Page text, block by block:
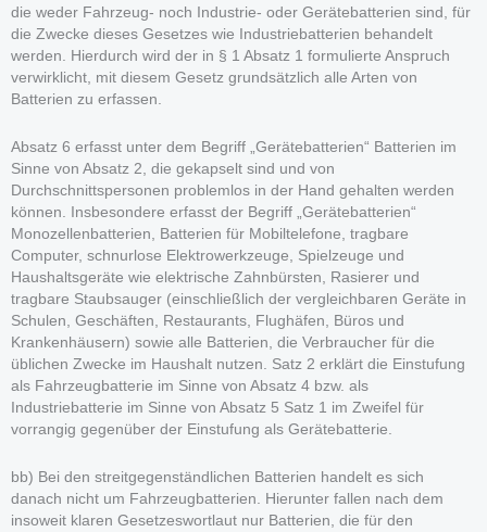
die weder Fahrzeug- noch Industrie- oder Gerätebatterien sind, für
die Zwecke dieses Gesetzes wie Industriebatterien behandelt
werden. Hierdurch wird der in § 1 Absatz 1 formulierte Anspruch
verwirklicht, mit diesem Gesetz grundsätzlich alle Arten von
Batterien zu erfassen.
Absatz 6 erfasst unter dem Begriff „Gerätebatterien“ Batterien im
Sinne von Absatz 2, die gekapselt sind und von
Durchschnittspersonen problemlos in der Hand gehalten werden
können. Insbesondere erfasst der Begriff „Gerätebatterien“
Monozellenbatterien, Batterien für Mobiltelefone, tragbare
Computer, schnurlose Elektrowerkzeuge, Spielzeuge und
Haushaltsgeräte wie elektrische Zahnbürsten, Rasierer und
tragbare Staubsauger (einschließlich der vergleichbaren Geräte in
Schulen, Geschäften, Restaurants, Flughäfen, Büros und
Krankenhäusern) sowie alle Batterien, die Verbraucher für die
üblichen Zwecke im Haushalt nutzen. Satz 2 erklärt die Einstufung
als Fahrzeugbatterie im Sinne von Absatz 4 bzw. als
Industriebatterie im Sinne von Absatz 5 Satz 1 im Zweifel für
vorrangig gegenüber der Einstufung als Gerätebatterie.
bb) Bei den streitgegenständlichen Batterien handelt es sich
danach nicht um Fahrzeugbatterien. Hierunter fallen nach dem
insoweit klaren Gesetzeswortlaut nur Batterien, die für den